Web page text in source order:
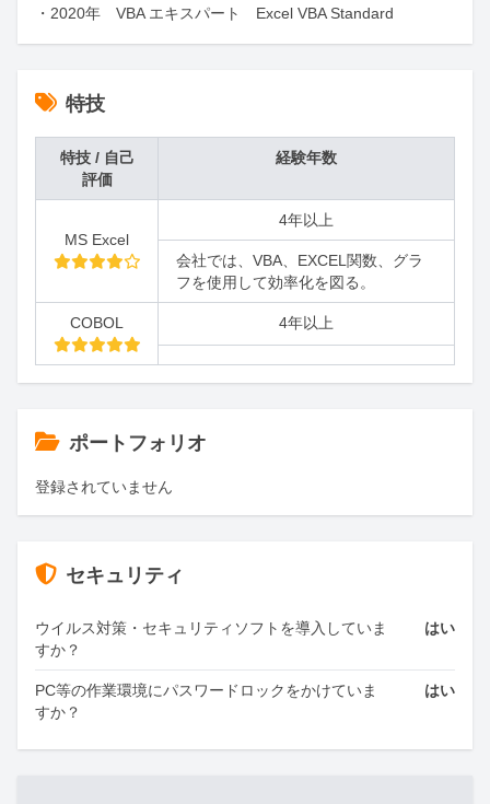
・2020年　VBA エキスパート　Excel VBA Standard
特技
特技 / 自己
評価
経験年数
MS Excel
4年以上
会社では、VBA、EXCEL関数、グラ
フを使用して効率化を図る。
COBOL 4年以上
ポートフォリオ
登録されていません
セキュリティ
ウイルス対策・セキュリティソフトを導入していま
すか？
はい
PC等の作業環境にパスワードロックをかけていま
すか？
はい